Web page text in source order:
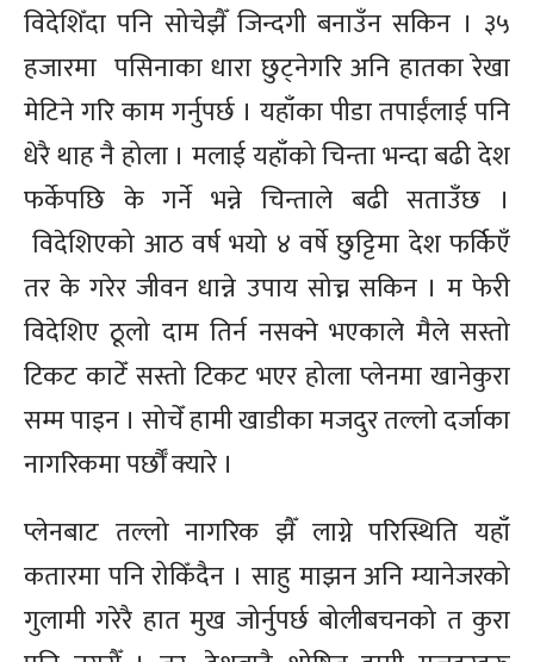
विदेशिँदा पनि सोचेझैँ जिन्दगी बनाउँन सकिन । ३५
हजारमा पसिनाका धारा छुट्नेगरि अनि हातका रेखा
मेटिने गरि काम गर्नुपर्छ । यहाँका पीडा तपाईंलाई पनि
धेरै थाह नै होला । मलाई यहाँको चिन्ता भन्दा बढी देश
फर्केपछि के गर्ने भन्ने चिन्ताले बढी सताउँछ ।
विदेशिएको आठ वर्ष भयो ४ वर्षे छुट्टिमा देश फर्किएँ
तर के गरेर जीवन धान्ने उपाय सोच्न सकिन । म फेरी
विदेशिए ठूलो दाम तिर्न नसक्ने भएकाले मैले सस्तो
टिकट काटेँ सस्तो टिकट भएर होला प्लेनमा खानेकुरा
सम्म पाइन । सोचेँ हामी खाडीका मजदुर तल्लो दर्जाका
नागरिकमा पर्छौँ क्यारे ।
प्लेनबाट तल्लो नागरिक झैँ लाग्ने परिस्थिति यहाँ
कतारमा पनि रोकिँदैन । साहु माझन अनि म्यानेजरको
गुलामी गरेरै हात मुख जोर्नुपर्छ बोलीबचनको त कुरा